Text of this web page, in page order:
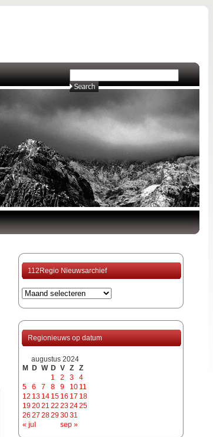
112Regio Nieuwsarchief
Regionieuws op datum
augustus 2024
M D W D V Z Z
« jul sep »
1 2 3
4
5
6 7 8 9 10 11
12 13 14 15 16 17 18
192021 22 232425
26 27 28293031